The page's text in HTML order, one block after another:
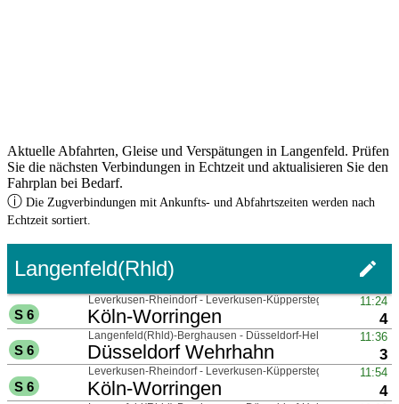
Aktuelle Abfahrten, Gleise und Verspätungen in Langenfeld. Prüfen
Sie die nächsten Verbindungen in Echtzeit und aktualisieren Sie den
Fahrplan bei Bedarf.
ⓘ Die Zugverbindungen mit Ankunfts- und Abfahrtszeiten werden nach
Echtzeit sortiert.